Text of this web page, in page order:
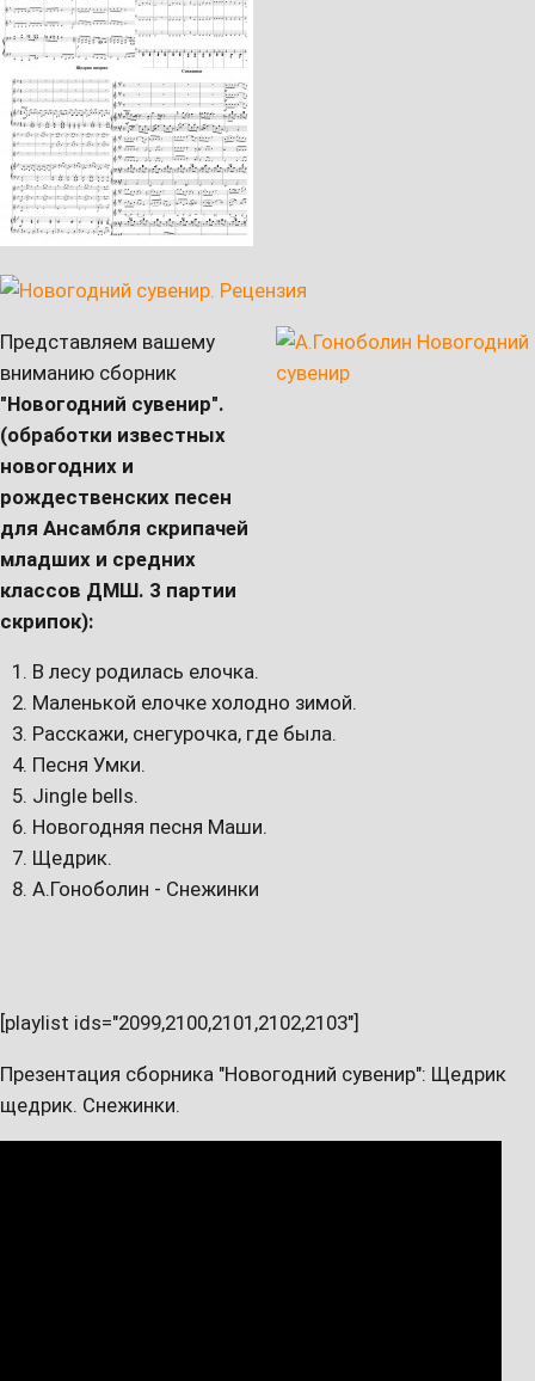
Представляем вашему
вниманию сборник
"Новогодний сувенир".
(обработки известных
новогодних и
рождественских песен
для Ансамбля скрипачей
младших и средних
классов ДМШ. 3 партии
скрипок):
В лесу родилась елочка.
Маленькой елочке холодно зимой.
Расскажи, снегурочка, где была.
Песня Умки.
Jingle bells.
Новогодняя песня Маши.
Щедрик.
А.Гоноболин - Снежинки
[playlist ids="2099,2100,2101,2102,2103"]
Презентация сборника "Новогодний сувенир": Щедрик
щедрик. Снежинки.